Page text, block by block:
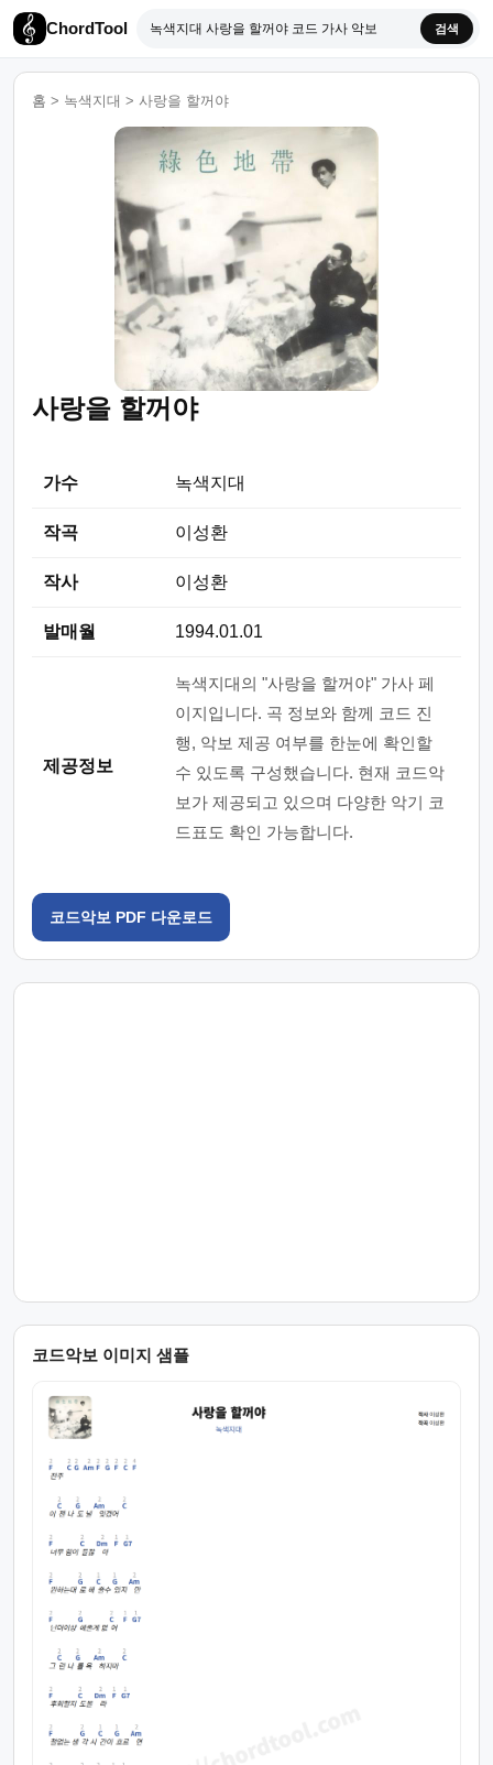
ChordTool 검색
홈 > 녹색지대 > 사랑을 할꺼야
사랑을 할꺼야
가수 녹색지대
작곡 이성환
작사 이성환
발매월 1994.01.01
제공정보
녹색지대의 "사랑을 할꺼야" 가사 페
이지입니다. 곡 정보와 함께 코드 진
행, 악보 제공 여부를 한눈에 확인할
수 있도록 구성했습니다. 현재 코드악
보가 제공되고 있으며 다양한 악기 코
드표도 확인 가능합니다.
코드악보 PDF 다운로드
코드악보 이미지 샘플